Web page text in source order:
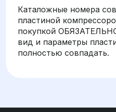
Каталожные номера
пластиной
покупкой
вид и параметры
полностью совпадать.